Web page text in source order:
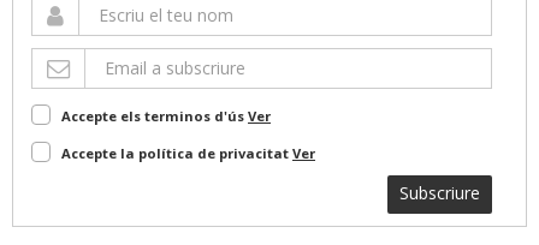
Accepte els terminos d'ús Ver
Accepte la política de privacitat Ver
Subscriure